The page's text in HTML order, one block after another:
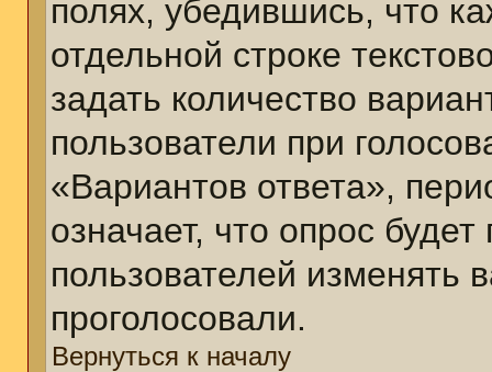
полях, убедившись, что
отдельной строке
задать количество
пользователи при
«Вариантов ответа»,
означает, что опрос
пользователей изменять
проголосовали.
Вернуться к началу